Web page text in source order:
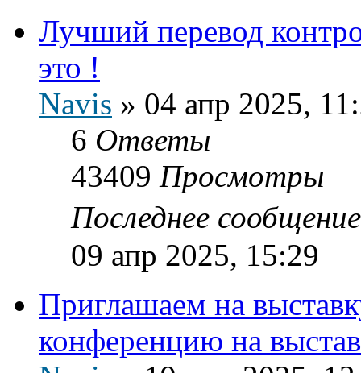
Лучший перевод
это !
Navis » 04 апр 2025,
6 Ответы
43409 Просмотры
Последнее
09 апр 2025, 15:29
Приглашаем на
конференцию на